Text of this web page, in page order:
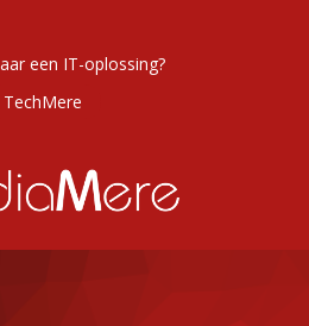
een IT-oplossing?
TechMere